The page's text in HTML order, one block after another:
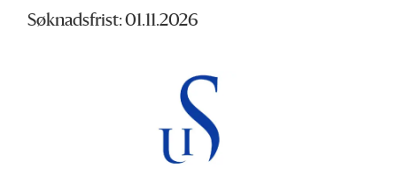
Søknadsfrist: 01.11.2026